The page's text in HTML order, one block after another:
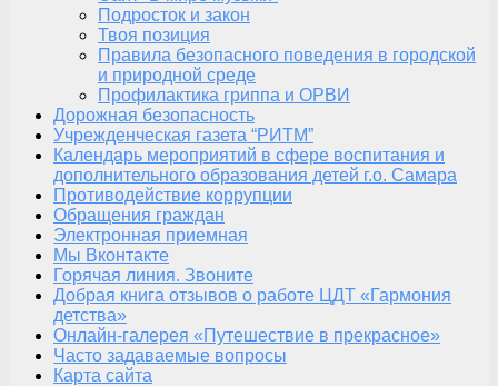
Подросток и закон
Твоя позиция
Правила безопасного поведения в городской
и природной среде
Профилактика гриппа и ОРВИ
Дорожная безопасность
Учрежденческая газета “РИТМ”
Календарь мероприятий в сфере воспитания и
дополнительного образования детей г.о. Самара
Противодействие коррупции
Обращения граждан
Электронная приемная
Мы Вконтакте
Горячая линия. Звоните
Добрая книга отзывов о работе ЦДТ «Гармония
детства»
Онлайн-галерея «Путешествие в прекрасное»
Часто задаваемые вопросы
Карта сайта